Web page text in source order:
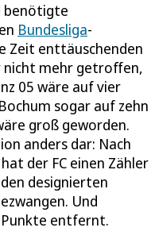
benötigte
Bundesliga-
Zeit enttäuschenden
nicht mehr getroffen,
05 wäre auf vier
sogar auf zehn
groß geworden.
anders dar: Nach
der FC einen Zähler
designierten
Und
entfernt.